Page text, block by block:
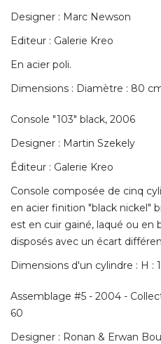
Designer : Marc Newson
Editeur : Galerie Kreo
En acier poli.
Dimensions : Diamètre : 80
Console "103" black, 2006
Designer : Martin Szekely
Éditeur : Galerie Kreo
Console composée de cinq
en acier finition "black nickel"
est en cuir gainé, laqué ou en
disposés avec un écart
Dimensions d'un cylindre : H :
Assemblage #5 - 2004 -
60
Designer : Ronan & Erwan